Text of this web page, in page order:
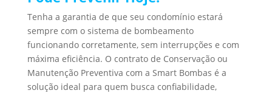
Tenha a garantia de que seu condomínio estará
sempre com o sistema de bombeamento
funcionando corretamente, sem interrupções e com
máxima eficiência. O contrato de Conservação ou
Manutenção Preventiva com a Smart Bombas é a
solução ideal para quem busca confiabilidade,